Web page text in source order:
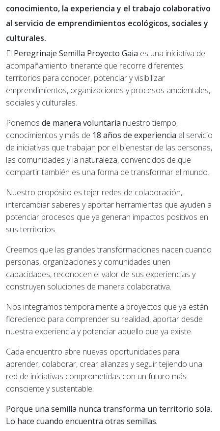
conocimiento, la experiencia y el trabajo colaborativo
al servicio de emprendimientos ecológicos, sociales y
culturales.
El Peregrinaje Semilla Proyecto Gaia es una iniciativa de
acompañamiento itinerante que recorre diferentes
territorios para conocer, potenciar y visibilizar
emprendimientos, organizaciones y procesos ambientales,
sociales y culturales.
Ponemos de manera voluntaria nuestro tiempo,
conocimientos y más de 18 años de experiencia al servicio
de iniciativas que trabajan por el bienestar de las personas,
las comunidades y la naturaleza, convencidos de que
compartir también es una forma de transformar el mundo.
Nuestro propósito es tejer redes de colaboración,
intercambiar saberes y aportar herramientas que ayuden a
potenciar procesos que ya generan impactos positivos en
sus territorios.
Creemos que las grandes transformaciones nacen cuando
personas, organizaciones y comunidades unen
capacidades, reconocen el valor de sus experiencias y
construyen soluciones de manera colaborativa.
Nos integramos temporalmente a proyectos que ya están
floreciendo para comprender su realidad, aportar desde
nuestra experiencia y potenciar aquello que ya existe.
Cada encuentro abre nuevas oportunidades para
aprender, colaborar, crear alianzas y seguir tejiendo una
red de iniciativas comprometidas con un futuro más
consciente y sustentable.
Porque una semilla nunca transforma un territorio sola.
Lo hace cuando encuentra otras semillas.